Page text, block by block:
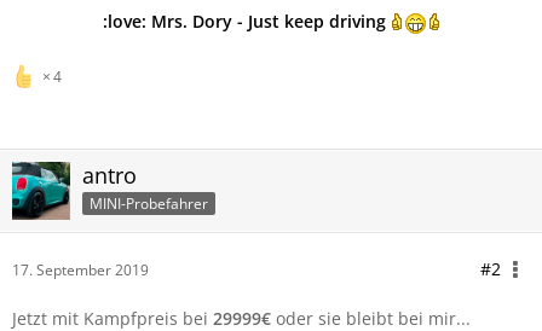
:love: Mrs. Dory - Just keep driving
4
antro
MINI-Probefahrer
17. September 2019 #2
Jetzt mit Kampfpreis bei 29999€ oder sie bleibt bei mir...